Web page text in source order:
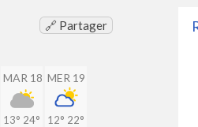
🔗 Partager
MAR 18
13° 24°
MER 19
12° 22°